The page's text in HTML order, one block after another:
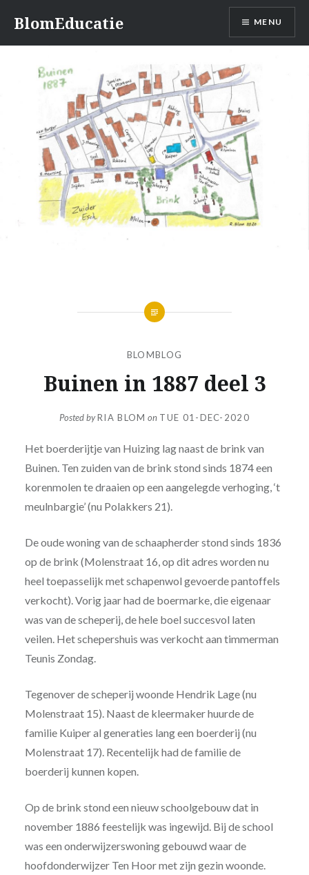
content
BlomEducatie MENU
BLOMBLOG
Buinen in 1887 deel 3
Posted byRIA BLOM on TUE 01-DEC-2020
Het boerderijtje van Huizing lag naast de brink van
Buinen. Ten zuiden van de brink stond sinds 1874 een
korenmolen te draaien op een aangelegde verhoging, ‘t
meulnbargie’ (nu Polakkers 21).
De oude woning van de schaapherder stond sinds 1836
op de brink (Molenstraat 16, op dit adres worden nu
heel toepasselijk met schapenwol gevoerde pantoffels
verkocht). Vorig jaar had de boermarke, die eigenaar
was van de scheperij, de hele boel succesvol laten
veilen. Het schepershuis was verkocht aan timmerman
Teunis Zondag.
Tegenover de scheperij woonde Hendrik Lage (nu
Molenstraat 15). Naast de kleermaker huurde de
familie Kuiper al generaties lang een boerderij (nu
Molenstraat 17). Recentelijk had de familie de
boerderij kunnen kopen.
Op de brink stond een nieuw schoolgebouw dat in
november 1886 feestelijk was ingewijd. Bij de school
was een onderwijzerswoning gebouwd waar de
hoofdonderwijzer Ten Hoor met zijn gezin woonde.